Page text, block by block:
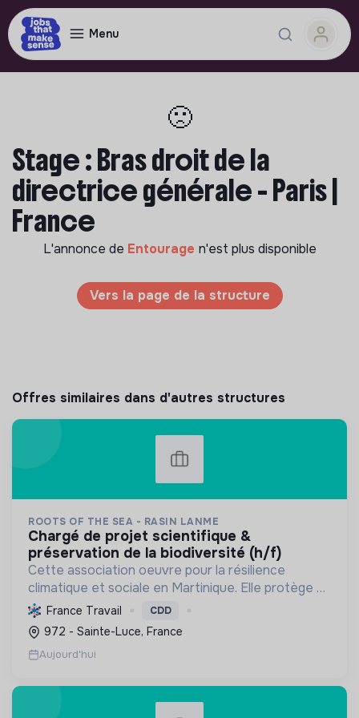
Menu
🙁
Stage : Bras droit de la
directrice générale - Paris |
France
L'annonce de Entourage n'est plus disponible
Vers la page de la structure
Offres similaires dans d'autres structures
ROOTS OF THE SEA - RASIN LANME
chargé de projet scientifique &
préservation de la biodiversité (h/f)
Cette association oeuvre pour la résilience
climatique et sociale en Martinique. Elle protège et
restaure les écosystèmes marins et côtiers,
sensibilise le public et mobilise les citoyens pour un
aven...
France Travail CDD
972 - Sainte-Luce, France
Aujourd'hui